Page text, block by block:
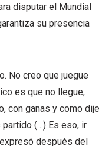
disputar el Mundial
su presencia
No creo que juegue
es que no llegue,
con ganas y como dije
(…) Es eso, ir
después del